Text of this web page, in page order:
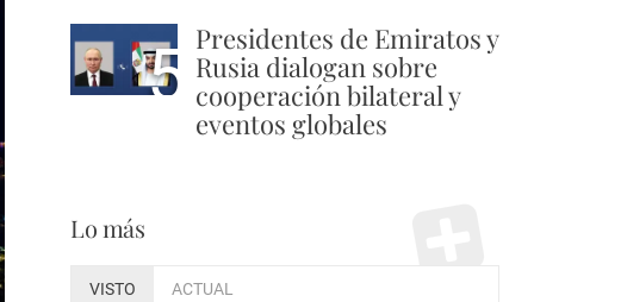
5 Presidentes de Emiratos y
Rusia dialogan sobre
cooperación bilateral y
eventos globales
Lo más
VISTO ACTUAL